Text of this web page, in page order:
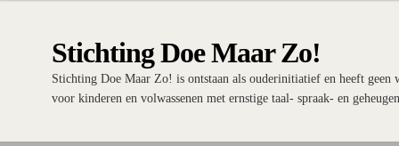
Stichting Doe Maar Zo!
Stichting Doe Maar Zo! is ontstaan als ouderinitiatief en heeft
voor kinderen en volwassenen met ernstige taal- spraak- en